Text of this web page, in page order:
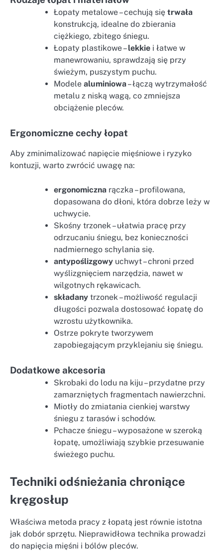
Łopaty metalowe – cechują się trwała
konstrukcją, idealne do zbierania
ciężkiego, zbitego śniegu.
Łopaty plastikowe –lekkie i łatwe w
manewrowaniu, sprawdzają się przy
świeżym, puszystym puchu.
Modele aluminiowa– łączą wytrzymałość
metalu z niską wagą, co zmniejsza
obciążenie pleców.
Ergonomiczne cechy łopat
Aby zminimalizować napięcie mięśniowe i ryzyko
kontuzji, warto zwrócić uwagę na:
ergonomiczna rączka – profilowana,
dopasowana do dłoni, która dobrze leży w
uchwycie.
Skośny trzonek – ułatwia pracę przy
odrzucaniu śniegu, bez konieczności
nadmiernego schylania się.
antypoślizgowy uchwyt – chroni przed
wyślizgnięciem narzędzia, nawet w
wilgotnych rękawicach.
składany trzonek – możliwość regulacji
długości pozwala dostosować łopatę do
wzrostu użytkownika.
Ostrze pokryte tworzywem
zapobiegającym przyklejaniu się śniegu.
Dodatkowe akcesoria
Skrobaki do lodu na kiju – przydatne przy
zamarzniętych fragmentach nawierzchni.
Miotły do zmiatania cienkiej warstwy
śniegu z tarasów i schodów.
Pchacze śniegu – wyposażone w szeroką
łopatę, umożliwiają szybkie przesuwanie
świeżego puchu.
Techniki odśnieżania chroniące
kręgosłup
Właściwa metoda pracy z łopatą jest równie istotna
jak dobór sprzętu. Nieprawidłowa technika prowadzi
do napięcia mięśni i bólów pleców.